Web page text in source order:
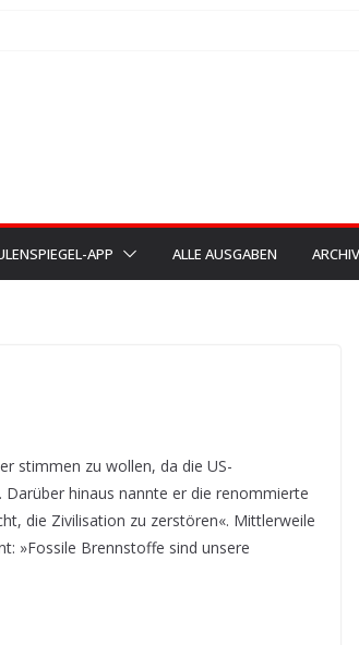
APP ALLE AUSGABEN ARCHIV
stimmen zu wollen, da die US-
hinaus nannte er die renommierte
die Zivilisation zu zerstören«. Mittlerweile
»Fossile Brennstoffe sind unsere